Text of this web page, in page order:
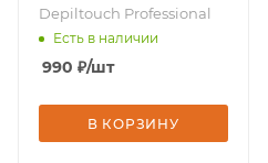
бренд - Depiltouch
Professional
Depiltouch Professional
Есть в наличии
990 ₽/шт
В КОРЗИНУ